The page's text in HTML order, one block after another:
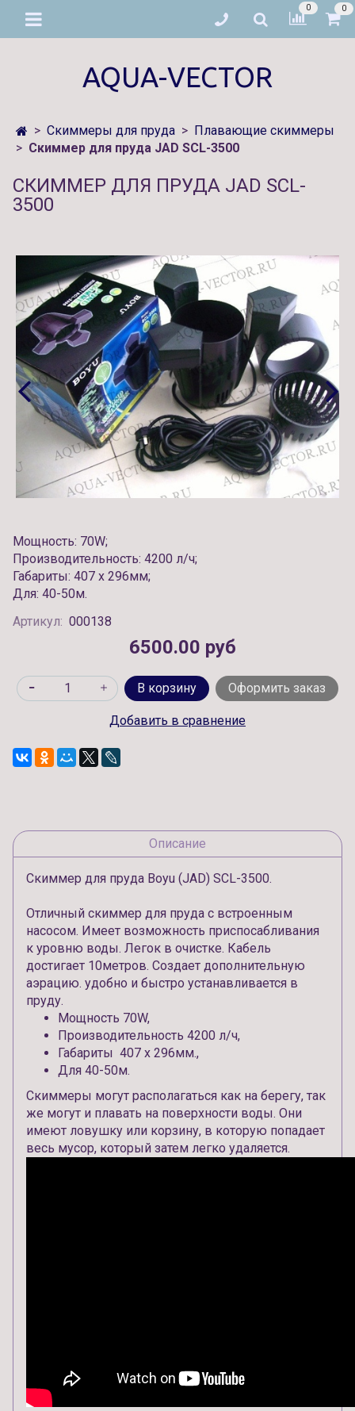
0 0
AQUA-VECTOR
Скиммеры для пруда
Плавающие скиммеры
Скиммер для пруда JAD SCL-3500
СКИММЕР ДЛЯ ПРУДА JAD SCL-
3500
Мощность: 70W;
Производительность: 4200 л/ч;
Габариты: 407 х 296мм;
Для: 40-50м.
Артикул: 000138
6500.00 руб
В корзину Оформить заказ
Добавить в сравнение
Описание
Скиммер для пруда Boyu (JAD) SCL-3500.
Отличный скиммер для пруда с встроенным
насосом. Имеет возможность приспосабливания
к уровню воды. Легок в очистке. Кабель
достигает 10метров. Создает дополнительную
аэрацию. удобно и быстро устанавливается в
пруду.
Мощность 70W,
Производительность 4200 л/ч,
Габариты 407 х 296мм.,
Для 40-50м.
Скиммеры могут располагаться как на берегу, так
же могут и плавать на поверхности воды. Они
имеют ловушку или корзину, в которую попадает
весь мусор, который затем легко удаляется.